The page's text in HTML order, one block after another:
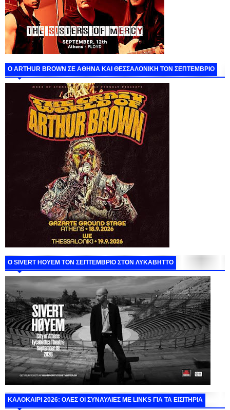
O ARTHUR BROWN ΣΕ ΑΘΗΝΑ ΚΑΙ ΘΕΣΣΑΛΟΝΙΚΗ ΤΟΝ ΣΕΠΤΕΜΒΡΙΟ
Ο SIVERT HOYEM ΤΟΝ ΣΕΠΤΕΜΒΡΙΟ ΣΤΟΝ ΛΥΚΑΒΗΤΤΟ
ΚΑΛΟΚΑΙΡΙ 2026: ΟΛΕΣ ΟΙ ΣΥΝΑΥΛΙΕΣ ΜΕ LINKS ΓΙΑ ΤΑ ΕΙΣΙΤΗΡΙΑ